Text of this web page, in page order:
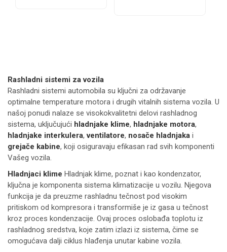
Rashladni sistemi za vozila
Rashladni sistemi automobila su ključni za održavanje
optimalne temperature motora i drugih vitalnih sistema vozila. U
našoj ponudi nalaze se visokokvalitetni delovi rashladnog
sistema, uključujući hladnjake klime, hladnjake motora,
hladnjake interkulera,ventilatore, nosače hladnjaka i
grejače kabine, koji osiguravaju efikasan rad svih komponenti
Vašeg vozila.
Hladnjaci klime Hladnjak klime, poznat i kao kondenzator,
ključna je komponenta sistema klimatizacije u vozilu. Njegova
funkcija je da preuzme rashladnu tečnost pod visokim
pritiskom od kompresora i transformiše je iz gasa u tečnost
kroz proces kondenzacije. Ovaj proces oslobađa toplotu iz
rashladnog sredstva, koje zatim izlazi iz sistema, čime se
omogućava dalji ciklus hlađenja unutar kabine vozila.